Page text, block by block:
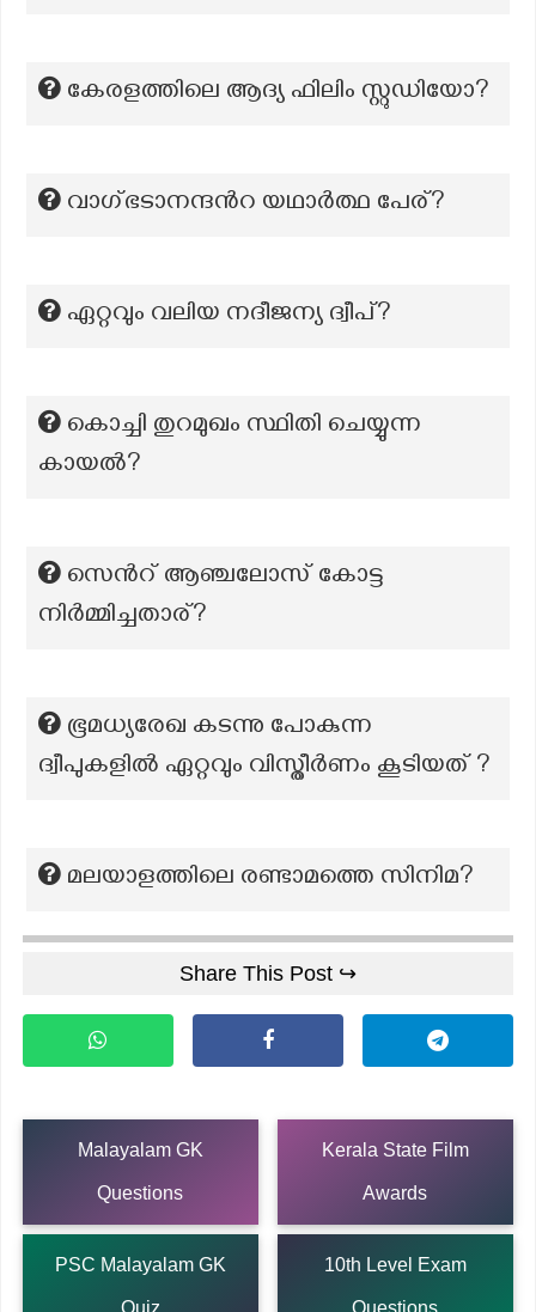
കേരളത്തിലെ ആദ്യ ഫിലിം സ്റ്റുഡിയോ?
വാഗ്ഭടാനന്ദന്‍റ യഥാർത്ഥ പേര്?
ഏറ്റവും വലിയ നദീജന്യ ദ്വീപ്?
കൊച്ചി തുറമുഖം സ്ഥിതി ചെയ്യുന്ന
കായൽ?
സെൻറ് ആഞ്ചലോസ് കോട്ട
നിർമ്മിച്ചതാര്?
ഭൂമധ്യരേഖ കടന്നു പോകുന്ന
ദ്വീപുകളിൽ ഏറ്റവും വിസ്തീർണം കൂടിയത് ?
മലയാളത്തിലെ രണ്ടാമത്തെ സിനിമ?
Share This Post ↪
Malayalam GK
Questions
Kerala State Film
Awards
PSC Malayalam GK
Quiz
10th Level Exam
Questions